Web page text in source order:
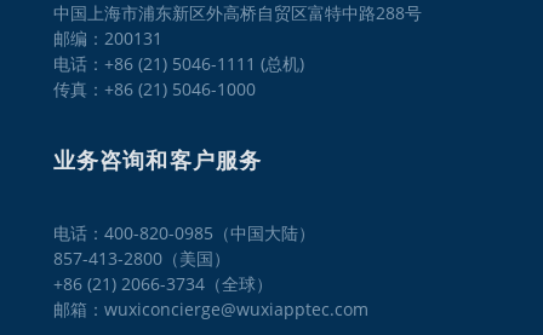
中国上海市浦东新区外高桥自贸区富特中路288号
邮编：200131
电话：+86 (21) 5046-1111 (总机)
传真：+86 (21) 5046-1000
业务咨询和客户服务
电话：400-820-0985（中国大陆）
857-413-2800（美国）
+86 (21) 2066-3734（全球）
邮箱：wuxiconcierge@wuxiapptec.com